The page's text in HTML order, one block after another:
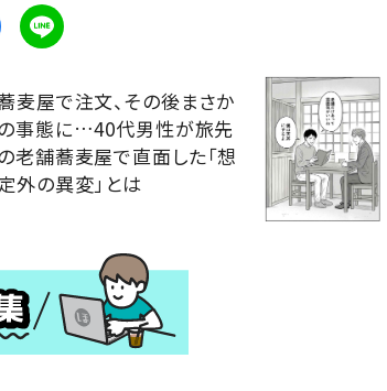
麦屋で注文、その後まさか
事態に…40代男性が旅先
老舗蕎麦屋で直面した「想
外の異変」とは